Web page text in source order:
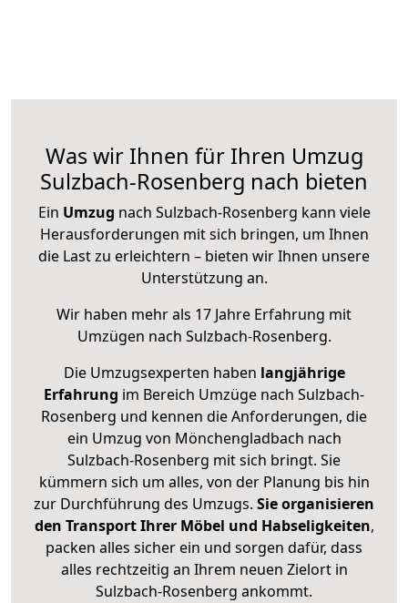
Was wir Ihnen für Ihren Umzug
Sulzbach-Rosenberg nach bieten
Ein Umzug nach Sulzbach-Rosenberg kann viele
Herausforderungen mit sich bringen, um Ihnen
die Last zu erleichtern – bieten wir Ihnen unsere
Unterstützung an.
Wir haben mehr als 17 Jahre Erfahrung mit
Umzügen nach Sulzbach-Rosenberg.
Die Umzugsexperten haben langjährige
Erfahrung im Bereich Umzüge nach Sulzbach-
Rosenberg und kennen die Anforderungen, die
ein Umzug von Mönchengladbach nach
Sulzbach-Rosenberg mit sich bringt. Sie
kümmern sich um alles, von der Planung bis hin
zur Durchführung des Umzugs. Sie organisieren
den Transport Ihrer Möbel und Habseligkeiten,
packen alles sicher ein und sorgen dafür, dass
alles rechtzeitig an Ihrem neuen Zielort in
Sulzbach-Rosenberg ankommt.